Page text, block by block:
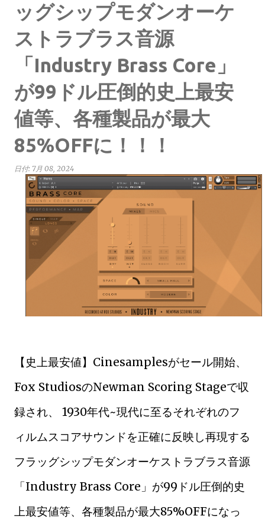
ッグシップモダンオーケ
ストラブラス音源
「Industry Brass Core」
が99ドル圧倒的史上最安
値等、各種製品が最大
85%OFFに！！！
日付: 7月 08, 2024
【史上最安値】Cinesamplesがセール開始、
Fox StudiosのNewman Scoring Stageで収
録され、 1930年代~現代に至るそれぞれのフ
ィルムスコアサウンドを正確に反映し再現する
フラッグシップモダンオーケストラブラス音源
「Industry Brass Core」が99ドル圧倒的史
上最安値等、各種製品が最大85%OFFになっ